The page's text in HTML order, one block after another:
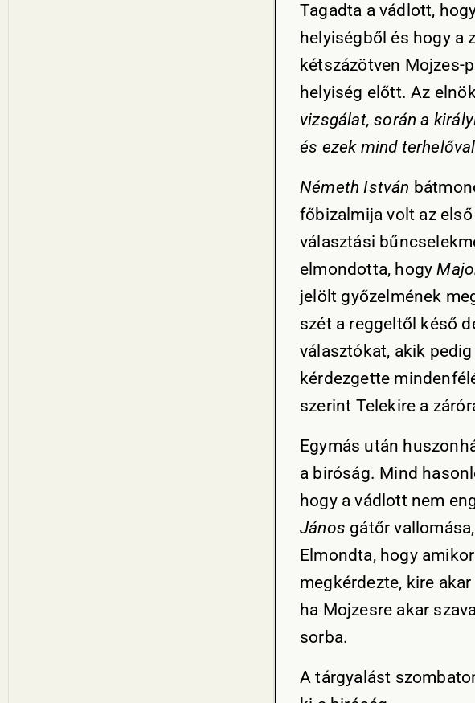
Tagadta a vádlott,
helyiségből és hogy a
kétszázötven Mojzes-
helyiség előtt. Az
vizsgálat, során a
és ezek mind
Németh István
főbizalmija volt az
választási
elmondotta, hogy
jelölt győzelmének
szét a reggeltől késő
választókat, akik
kérdezgette
szerint Telekire a
Egymás után
a biróság. Mind
hogy a vádlott nem
János gátőr
Elmondta, hogy
megkérdezte, kire
ha Mojzesre akar
sorba.
A tárgyalást